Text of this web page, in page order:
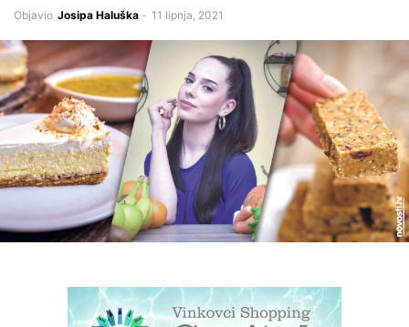
Objavio Josipa Haluška - 11 lipnja, 2021